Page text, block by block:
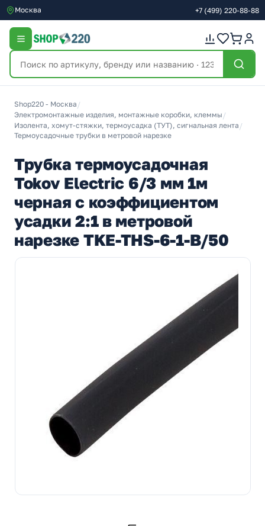
Москва +7 (499) 220-88-88
Shop220 - Москва /
Электромонтажные изделия, монтажные коробки, клеммы /
Изолента, хомут-стяжки, термоусадка (ТУТ), сигнальная лента /
Термоусадочные трубки в метровой нарезке
Трубка термоусадочная
Tokov Electric 6/3 мм 1м
черная с коэффициентом
усадки 2:1 в метровой
нарезке TKE-THS-6-1-B/50